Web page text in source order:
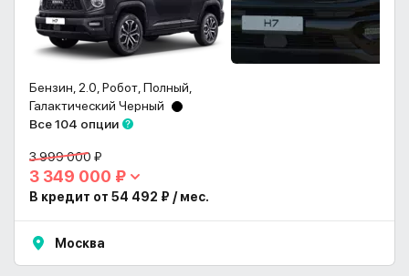
Бензин, 2.0, Робот, Полный,
Галактический Черный
Все 104 опции
3 999 000 ₽
3 349 000 ₽
В кредит от 54 492 ₽ / мес.
Москва